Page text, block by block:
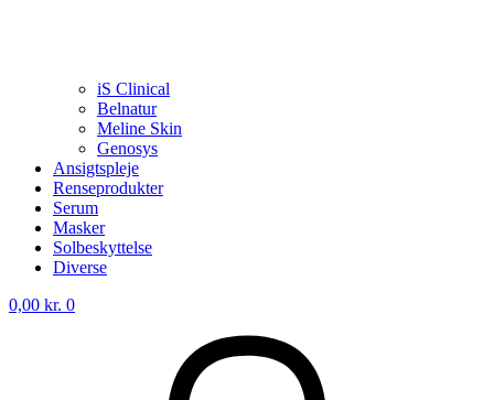
iS Clinical
Belnatur
Meline Skin
Genosys
Ansigtspleje
Renseprodukter
Serum
Masker
Solbeskyttelse
Diverse
0,00 kr. 0